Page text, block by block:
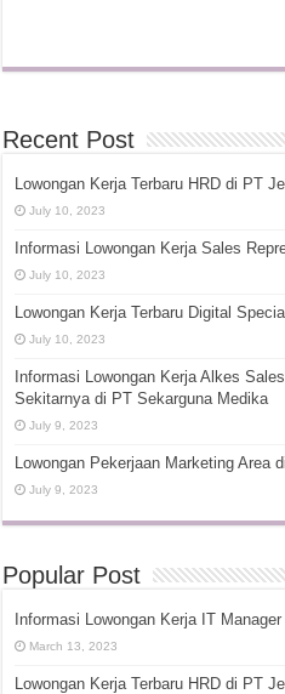
Recent Post
Lowongan Kerja Terbaru HRD di PT
July 10, 2023
Informasi Lowongan Kerja Sales
July 10, 2023
Lowongan Kerja Terbaru Digital
July 10, 2023
Informasi Lowongan Kerja Alkes
Sekitarnya di PT Sekarguna Medika
July 9, 2023
Lowongan Pekerjaan Marketing Area
July 9, 2023
Popular Post
Informasi Lowongan Kerja IT
March 13, 2023
Lowongan Kerja Terbaru HRD di PT